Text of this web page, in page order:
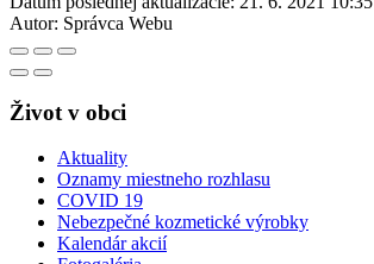
Autor: Správca Webu
Život v obci
Aktuality
Oznamy miestneho rozhlasu
COVID 19
Nebezpečné kozmetické výrobky
Kalendár akcií